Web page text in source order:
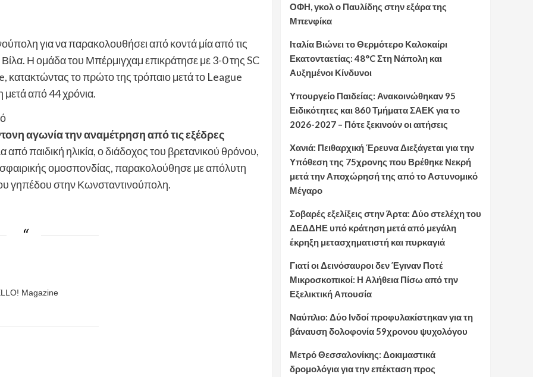
για να παρακολουθήσει από κοντά μία από τις
Βίλα. Η ομάδα του Μπέρμιγχαμ επικράτησε με 3-0 της SC
κατακτώντας το πρώτο της τρόπαιο μετά το League
μετά από 44 χρόνια.
αγωνία την αναμέτρηση από τις εξέδρες
παιδική ηλικία, ο διάδοχος του βρετανικού θρόνου,
ομοσπονδίας, παρακολούθησε με απόλυτη
γηπέδου στην Κωνσταντινούπολη.
Magazine
ΟΦΗ, γκολ ο Παυλίδης στην εξάρα της
Μπενφίκα
Ιταλία Βιώνει το Θερμότερο Καλοκαίρι
Εκατονταετίας: 48°C Στη Νάπολη και
Αυξημένοι Κίνδυνοι
Υπουργείο Παιδείας: Ανακοινώθηκαν 95
Ειδικότητες και 860 Τμήματα ΣΑΕΚ για το
2026-2027 – Πότε ξεκινούν οι αιτήσεις
Χανιά: Πειθαρχική Έρευνα Διεξάγεται για την
Υπόθεση της 75χρονης που Βρέθηκε Νεκρή
μετά την Αποχώρησή της από το Αστυνομικό
Μέγαρο
Σοβαρές εξελίξεις στην Άρτα: Δύο στελέχη του
ΔΕΔΔΗΕ υπό κράτηση μετά από μεγάλη
έκρηξη μετασχηματιστή και πυρκαγιά
Γιατί οι Δεινόσαυροι δεν Έγιναν Ποτέ
Μικροσκοπικοί: Η Αλήθεια Πίσω από την
Εξελικτική Απουσία
Ναύπλιο: Δύο Ινδοί προφυλακίστηκαν για τη
βάναυση δολοφονία 59χρονου ψυχολόγου
Μετρό Θεσσαλονίκης: Δοκιμαστικά
δρομολόγια για την επέκταση προς